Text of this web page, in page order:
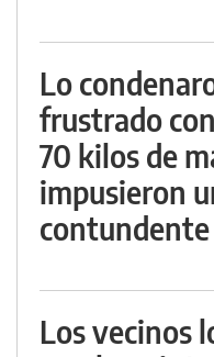
Lo
frustrado
70 kilos de
impusieron
contundente
Los vecinos